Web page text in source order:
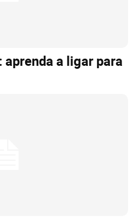
aprenda a ligar para